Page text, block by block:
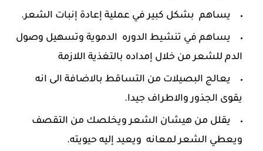
يساهم بشكل كبير في عملية إعادة إنبات الشعر.
يساهم في تنشيط الدوره الدموية وتسهيل وصول
الدم للشعر من خلال إمداده بالتغذية اللازمة
يعالج البصيلات من التساقط بالاضافة الى انه
يقوى الجذور والاطراف جيدا.
يقلل من هيشان الشعر ويخلصك من التقصف
ويعطي الشعر لمعانه ويعيد إليه حيويته.